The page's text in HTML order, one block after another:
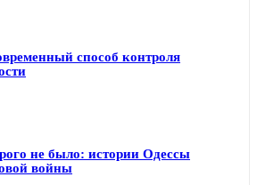
способ контроля
не было: истории Одессы
войны